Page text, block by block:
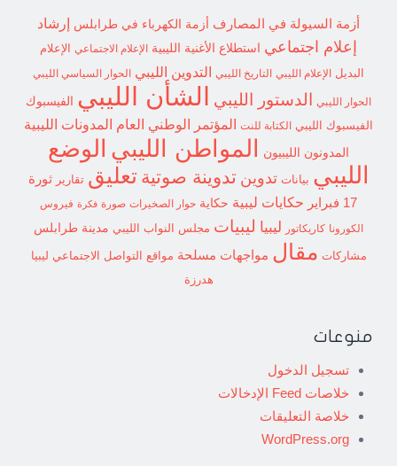
أزمة السيولة في المصارف أزمة الكهرباء في طرابلس إرشاد
إعلام اجتماعي استطلاع الأغنية الليبية الإعلام الاجتماعي
الإعلام
البديل الإعلام الليبي التاريخ الليبي التدوين الليبي الحوار السياسي الليبي
الحوار الليبي الدستور الليبي الشأن الليبي الفيسبوك
الفيسبوك الليبي الكتابة للنت المؤتمر الوطني العام المدونات الليبية
المدونون الليبيون المواطن الليبي الوضع
الليبي بيانات تدوين تدوينة صوتية تعليق تقارير
ثورة
17 فبراير
حكايات ليبية حكاية حوار الصخيرات صورة فكرة فيروس
الكورونا كاريكاتور ليبيا ليبيات مجلس النواب الليبي مدينة طرابلس
مشاركات مقال مواجهات مسلحة مواقع التواصل الاجتماعي ليبيا
هدرزة
منوعات
تسجيل الدخول
خلاصات Feed الإدخالات
خلاصة التعليقات
WordPress.org